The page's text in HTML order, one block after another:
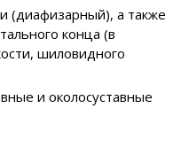
(диафизарный), а также
конца (в
шиловидного
и околосуставные